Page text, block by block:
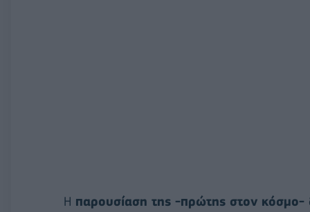
Η παρουσίαση της -πρώτης στον κόσμο-